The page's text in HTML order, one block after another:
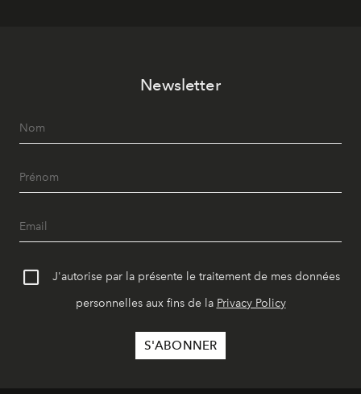
Newsletter
J'autorise par la présente le traitement de mes données
personnelles aux fins de la Privacy Policy